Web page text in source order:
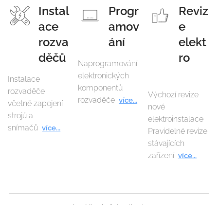
Instal
ace
rozva
děčů
Instalace
rozvaděče
včetně zapojení
strojů a
snímačůvíce...
Progr
amov
ání
Naprogramování
elektronických
komponentů
rozvaděčevíce...
Reviz
e
elekt
ro
Výchozí revize
nové
elektroinstalace
Pravidelné revize
stávajících
zařízení více...
Ing. Vlastimil Jarolímek